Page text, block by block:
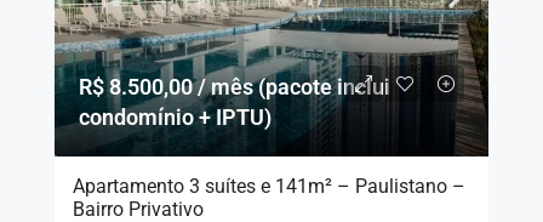
R$ 8.500,00 / mês (pacote inclui
condomínio + IPTU)
Apartamento 3 suítes e 141m² – Paulistano –
Bairro Privativo